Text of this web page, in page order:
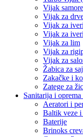
Vijak
Vijak za
Vijak za
Vijak za
Vijak za lim
Vijak za
Vijak za
Žabica za
Zakačke i
Zatege za
Sanitarija i
Aeratori i
Baltik veze i
Baterije
Brinoks